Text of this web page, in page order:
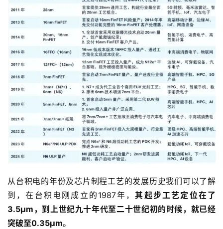
从台积电的年份及芯片制程工艺的发展历史我们可以了解
到，在台积电刚成立的1987年，其起步工艺定位在了
3.5μm，到上世纪九十年代至二十世纪初的时候，就已经
突破至0.35μm。